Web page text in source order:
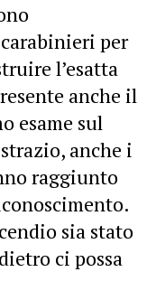
per
l’esatta
anche il
esame sul
anche i
raggiunto
sia stato
ci possa